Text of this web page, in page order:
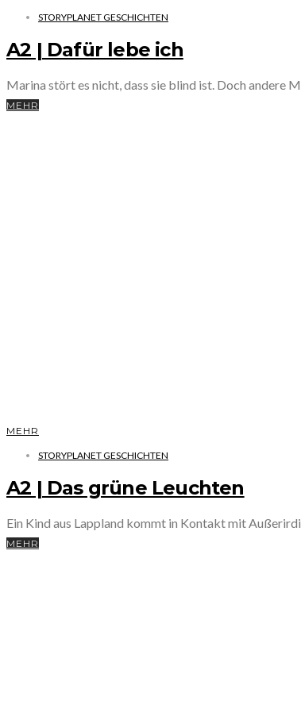
STORYPLANET GESCHICHTEN
A2 | Dafür lebe ich
Marina stört es nicht, dass sie blind ist. Doch andere
MEHR
MEHR
STORYPLANET GESCHICHTEN
A2 | Das grüne Leuchten
Ein Kind aus Lappland kommt in Kontakt mit
MEHR